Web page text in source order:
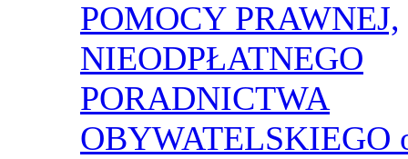
POMOCY PRAWNEJ,
NIEODPŁATNEGO
PORADNICTWA
OBYWATELSKIEGO